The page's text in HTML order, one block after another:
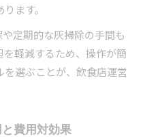
ます。
定期的な灰掃除の手間も
軽減するため、操作が簡
選ぶことが、飲食店運営
費用対効果